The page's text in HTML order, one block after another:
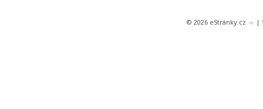
© 2026 eStránky.cz |